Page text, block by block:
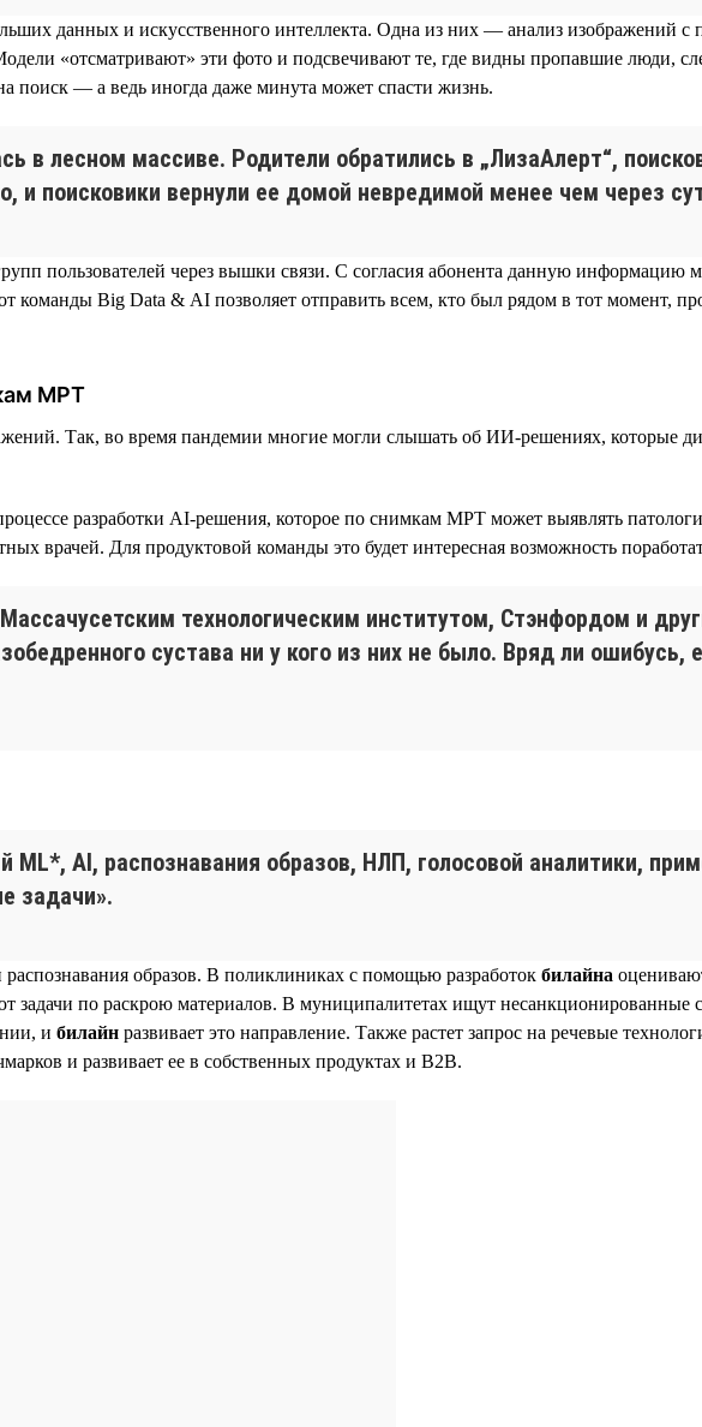
данных и искусственного интеллекта. Одна из них — анализ изображений
«отсматривают» эти фото и подсвечивают те, где видны пропавшие люди,
поиск — а ведь иногда даже минута может спасти жизнь.
в лесном массиве. Родители обратились в „ЛизаАлерт“,
поисковики вернули ее домой невредимой менее чем через
пользователей через вышки связи. C согласия абонента данную информацию
команды Big Data & AI позволяет отправить всем, кто был рядом в тот момент,
МРТ
Так, во время пандемии многие могли слышать об ИИ-решениях, которые
разработки AI-решения, которое по снимкам МРТ может выявлять
врачей. Для продуктовой команды это будет интересная возможность
технологическим институтом, Стэнфордом и
сустава ни у кого из них не было. Вряд ли
ML*, AI, распознавания образов, НЛП, голосовой аналитики,
задачи».
образов. В поликлиниках с помощью разработок билайна
задачи по раскрою материалов. В муниципалитетах ищут
и билайн развивает это направление. Также растет запрос на речевые
и развивает ее в собственных продуктах и B2B.